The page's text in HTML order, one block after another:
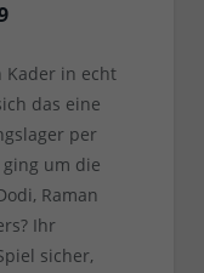
Kader in echt
das eine
per
um die
Raman
Ihr
sicher,